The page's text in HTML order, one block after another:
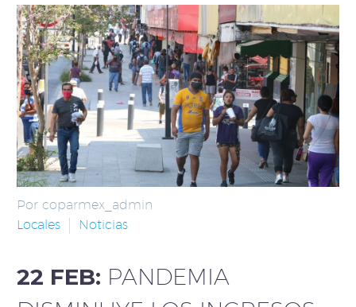
Por coparmex_admin
Locales
Noticias
22 FEB: PANDEMIA